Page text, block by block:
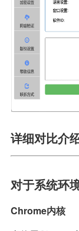
详细对比介
对于系统环
Chrome内核